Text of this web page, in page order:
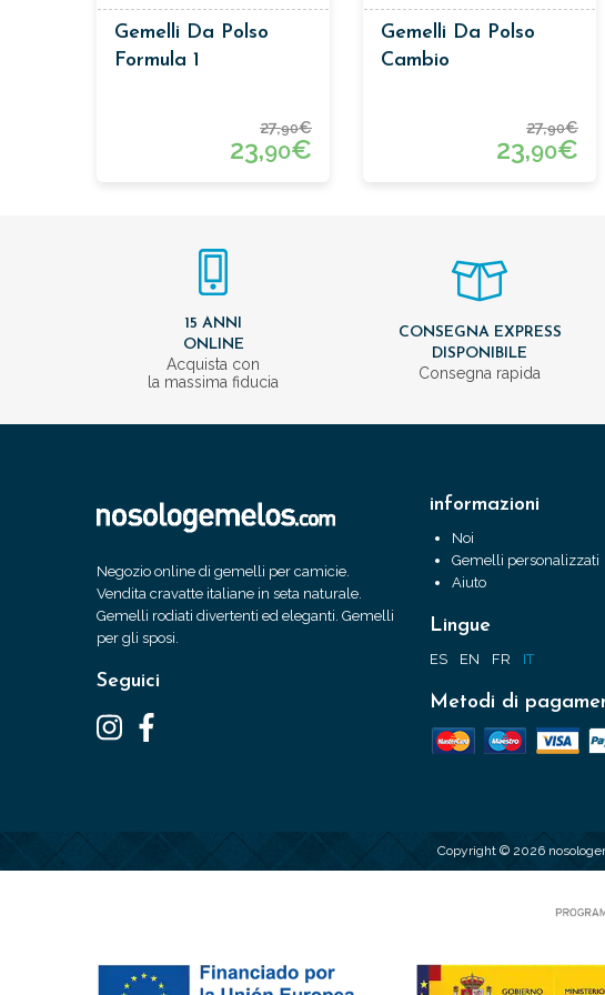
Gemelli Da Polso
Formula 1
27,90€
23,90€
Gemelli Da Polso
Cambio
27,90€
23,90€
15 ANNI
ONLINE
Acquista con
la massima fiducia
CONSEGNA EXPRESS
DISPONIBILE
Consegna rapida
Negozio online di gemelli per camicie.
Vendita cravatte italiane in seta naturale.
Gemelli rodiati divertenti ed eleganti. Gemelli
per gli sposi.
Seguici
informazioni
Noi
Gemelli personalizzati
Aiuto
Lingue
ES EN FR IT
Metodi di
Copyright © 2026